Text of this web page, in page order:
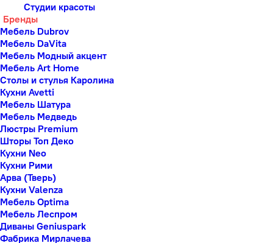
Студии красоты
Бренды
Мебель Dubrov
Мебель DaVita
Мебель Модный акцент
Мебель Art Home
Столы и стулья Каролина
Кухни Avetti
Мебель Шатура
Мебель Медведь
Люстры Premium
Шторы Топ Деко
Кухни Neo
Кухни Рими
Арва (Тверь)
Кухни Valenza
Мебель Optima
Мебель Леспром
Диваны Geniuspark
Фабрика Мирлачева